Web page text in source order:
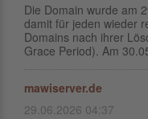
Die Domain wurde am
damit für jeden wieder
Domains nach ihrer
Grace Period). Am
mawiserver.de
29.06.2026 04:37